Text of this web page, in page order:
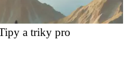
a triky pro